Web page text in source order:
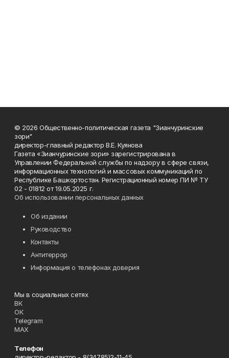
© 2026 Общественно-политическая газета "Зианчуринские
зори"
директор-главный редактор В.Е. Куянова
Газета «Зианчуринские зори» зарегистрирована в
Управлении Федеральной службы по надзору в сфере связи,
информационных технологий и массовых коммуникаций по
Республике Башкортостан. Регистрационный номер ПИ № ТУ
02 - 01812 от 19.05.2025 г.
Об использовании персональных данных
Об издании
Руководство
Контакты
Антитеррор
Информация о телефонах доверия
Мы в социальных сетях
ВК
ОК
Telegram
MAX
Телефон